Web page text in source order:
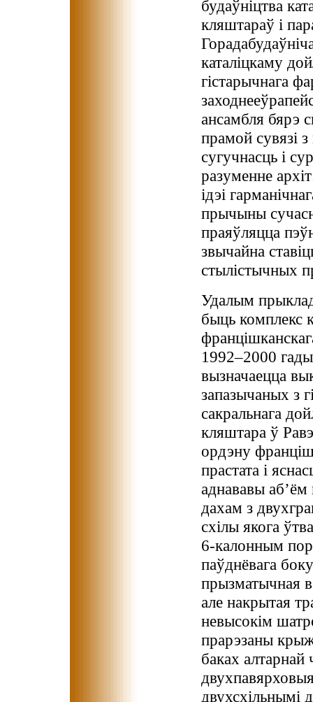
будаўніцтва
кляштараў і
каталіцкаму
гістарычнага
ансамбля бярэ
прамой сувязі
сугучнасць і
разуменне
ідэі
прычыны
праяўляцца
звычайна
стылістычных
Удалым
быць комплекс
1992–2000
вызначаецца
запазычаных з
сакральнага
кляштара ў
ордэну
прастата і
аднававы
дахам з
схілы якога
6-калонным
паўднёвага
прызматычная
але накрытая
невысокім
прарэзаны
баках
двухсхільнымі